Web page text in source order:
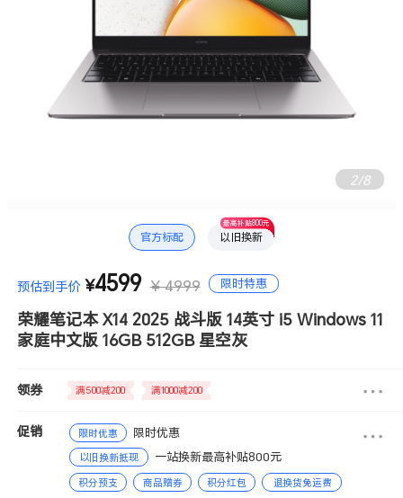
2/8
官方标配 以旧换新
最高补贴800元
预估到手价 ¥4599 ¥ 4999 限时特惠
荣耀笔记本 X14 2025 战斗版 14英寸 i5 Windows 11
家庭中文版 16GB 512GB 星空灰
领券 满500减200 满1000减200
促销 限时优惠 限时优惠
以旧换新抵现 一站换新最高补贴800元
积分预支 商品赠券 积分红包
退换货免运费